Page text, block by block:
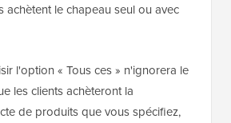
achètent le chapeau seul ou avec
l'option « Tous ces » n'ignorera le
les clients achèteront la
de produits que vous spécifiez,